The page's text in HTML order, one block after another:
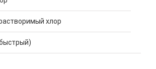
хлор